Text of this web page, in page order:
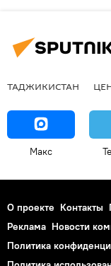
ТАДЖИКИСТАН
Макс
О проекте Контакты
Реклама Новости
Политика